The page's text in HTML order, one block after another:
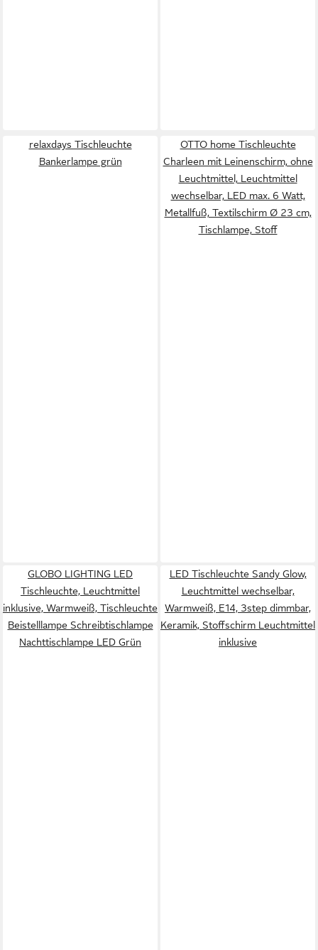
relaxdays Tischleuchte
Bankerlampe grün
OTTO home Tischleuchte
Charleen mit Leinenschirm, ohne
Leuchtmittel, Leuchtmittel
wechselbar, LED max. 6 Watt,
Metallfuß, Textilschirm Ø 23 cm,
Tischlampe, Stoff
GLOBO LIGHTING LED
Tischleuchte, Leuchtmittel
inklusive, Warmweiß, Tischleuchte
Beistelllampe Schreibtischlampe
Nachttischlampe LED Grün
LED Tischleuchte Sandy Glow,
Leuchtmittel wechselbar,
Warmweiß, E14, 3step dimmbar,
Keramik, Stoffschirm Leuchtmittel
inklusive